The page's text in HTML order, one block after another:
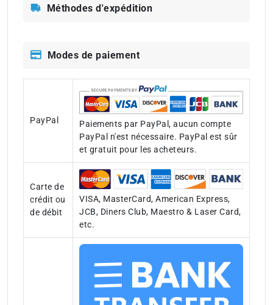
Méthodes d'expédition
Modes de paiement
PayPal
Paiements par PayPal, aucun compte
PayPal n'est nécessaire. PayPal est sûr
et gratuit pour les acheteurs.
Carte de
crédit ou
de débit
VISA, MasterCard, American Express,
JCB, Diners Club, Maestro & Laser Card,
etc.